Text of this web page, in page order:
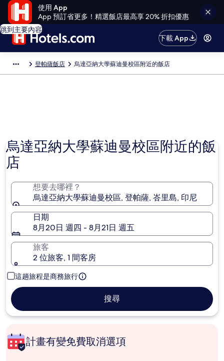
使用 App
App 預訂省更多！精選飯店最高享 20% 折扣優惠
跳到主要內容
下載 App
登帕薩飯店 烏達亞納大學蘇迪曼校區附近的飯店
烏達亞納大學蘇迪曼校區附近的飯
店
想要去哪裡？
烏達亞納大學蘇迪曼校區, 登帕薩, 峇里島, 印尼
日期
8月20日 週四 - 8月21日 週五
旅客
2 位旅客, 1 間客房
這趟旅程是商務旅行
搜尋
計畫有變免費取消選項